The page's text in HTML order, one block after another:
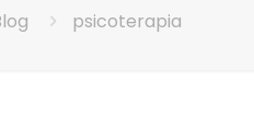
psicoterapia